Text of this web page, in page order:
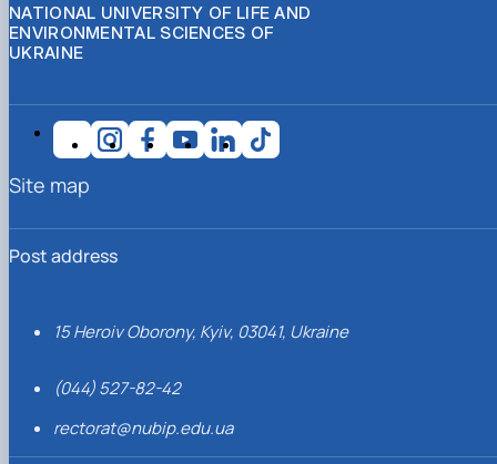
NATIONAL UNIVERSITY OF LIFE AND
ENVIRONMENTAL SCIENCES OF
UKRAINE
Post address
15 Heroiv Oborony, Kyiv, 03041, Ukraine
(044) 527-82-42
rectorat@nubip.edu.ua
Site map